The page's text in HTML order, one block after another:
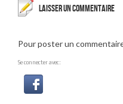
LAISSER UN COMMENTAIRE
Pour poster un
Se connecter avec: